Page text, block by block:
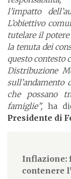
l’impatto
L’obiettivo
tutelare il
la tenuta dei
questo contesto
Distribuzione
che possano
famiglie”, ha
Presidente di
Inflazione:
contenere